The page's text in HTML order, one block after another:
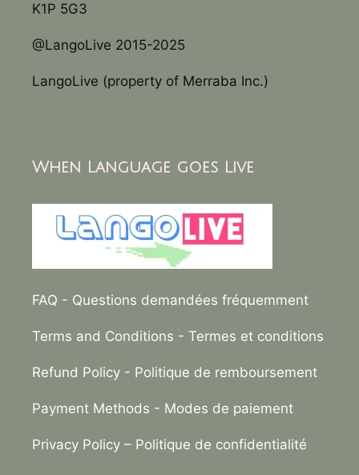
K1P 5G3
@LangoLive 2015-2025
LangoLive (property of Merraba Inc.)
When Language goes Live
FAQ - Questions demandées fréquemment
Terms and Conditions - Termes et conditions
Refund Policy - Politique de remboursement
Payment Methods - Modes de paiement
Privacy Policy – Politique de confidentialité